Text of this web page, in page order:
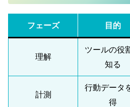
フェーズ 目的
理解
ツールの役
知る
計測
行動データ
得